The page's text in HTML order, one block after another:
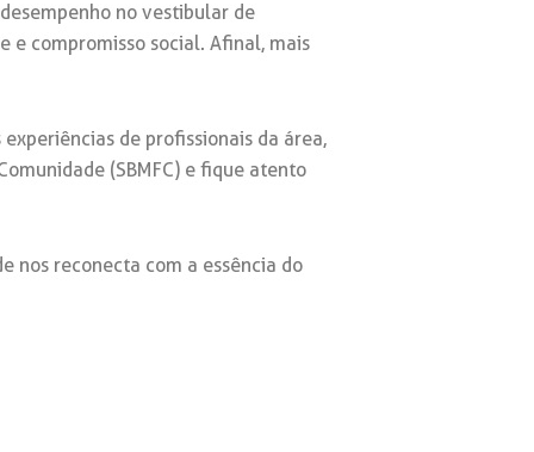
no vestibular de
e compromisso social. Afinal, mais
de profissionais da área,
(SBMFC) e fique atento
nos reconecta com a essência do